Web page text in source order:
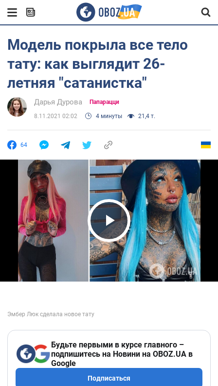
Модель покрыла все тело
тату: как выглядит 26-
летняя "сатанистка"
Дарья Дурова Папарацци
8.11.2021 02:02 4 минуты 21,4 т.
64
Play Video
Будьте первыми в курсе главного –
подпишитесь на Новини на OBOZ.UA в
Google
Подписаться